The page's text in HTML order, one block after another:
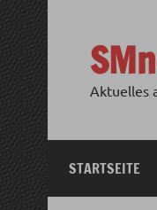
Zum
Inhalt
springen
Aktuelles
STARTSEITE